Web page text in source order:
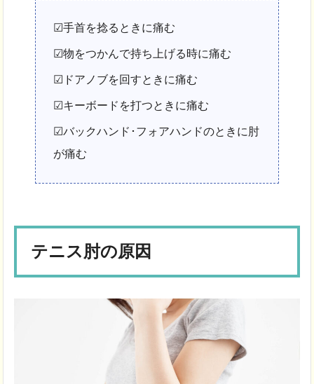
☑手首を捻るときに痛む
☑物をつかんで持ち上げる時に痛む
☑ドアノブを回すときに痛む
☑キーボードを打つときに痛む
☑バックハンド･フォアハンドのときに肘
が痛む
テニス肘の原因